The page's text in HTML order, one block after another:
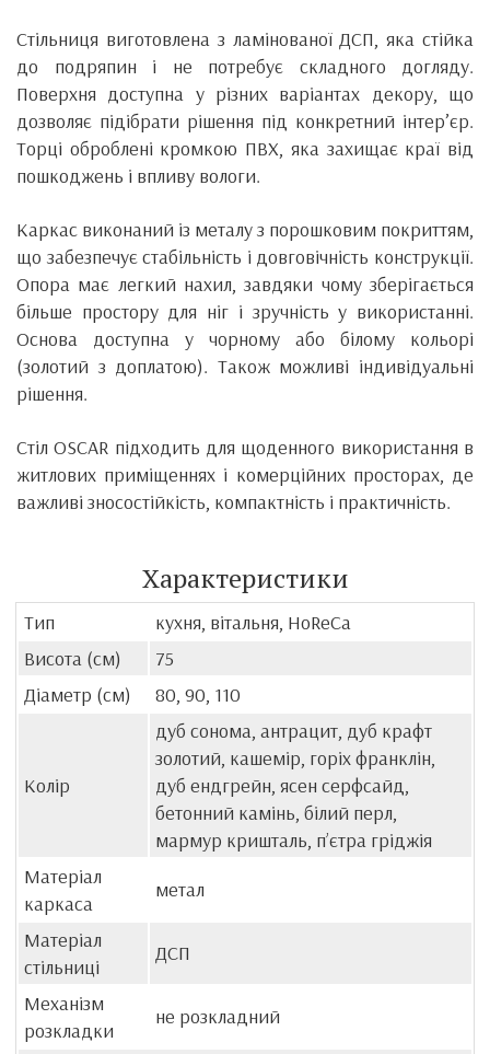
Стільниця виготовлена з ламінованої ДСП, яка стійка
до подряпин і не потребує складного догляду.
Поверхня доступна у різних варіантах декору, що
дозволяє підібрати рішення під конкретний інтер’єр.
Торці оброблені кромкою ПВХ, яка захищає краї від
пошкоджень і впливу вологи.
Каркас виконаний із металу з порошковим покриттям,
що забезпечує стабільність і довговічність конструкції.
Опора має легкий нахил, завдяки чому зберігається
більше простору для ніг і зручність у використанні.
Основа доступна у чорному або білому кольорі
(золотий з доплатою). Також можливі індивідуальні
рішення.
Стіл OSCAR підходить для щоденного використання в
житлових приміщеннях і комерційних просторах, де
важливі зносостійкість, компактність і практичність.
Характеристики
Тип
кухня, вітальня, HoReCa
Висота (см)
75
Діаметр (см)
80, 90, 110
Колір
дуб сонома, антрацит, дуб крафт
золотий, кашемір, горіх франклін,
дуб ендгрейн, ясен серфсайд,
бетонний камінь, білий перл,
мармур кришталь, пʼєтра гріджія
Матеріал
каркаса
метал
Матеріал
стільниці
ДСП
Механізм
розкладки
не розкладний